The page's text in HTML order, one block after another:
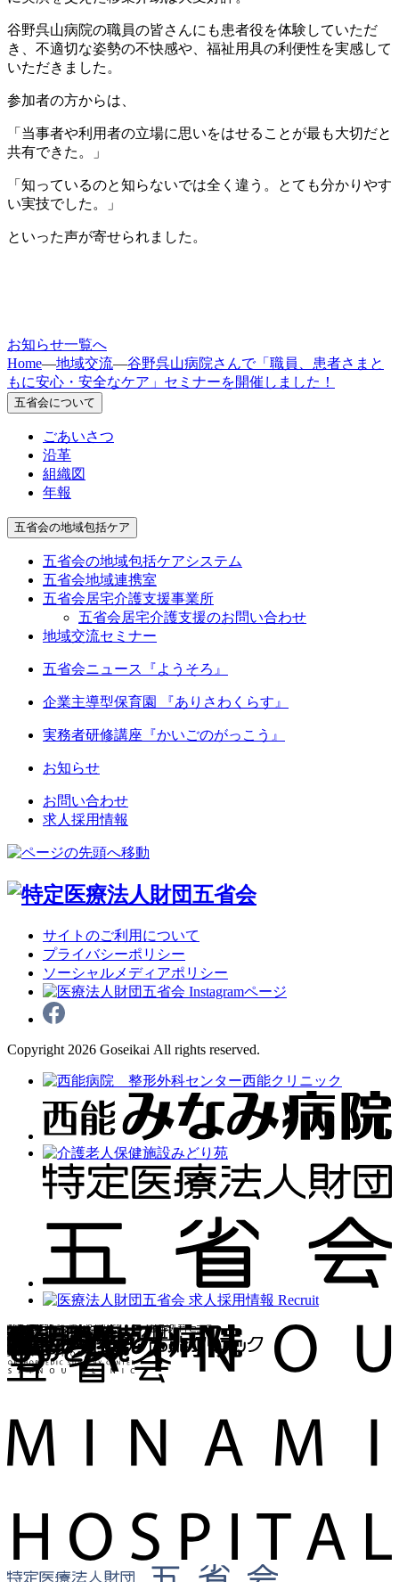
谷野呉山病院の職員の皆さんにも患者役を体験していただ
き、不適切な姿勢の不快感や、福祉用具の利便性を実感して
いただきました。
参加者の方からは、
「当事者や利用者の立場に思いをはせることが最も大切だと
共有できた。」
「知っているのと知らないでは全く違う。とても分かりやす
い実技でした。」
といった声が寄せられました。
お知らせ一覧へ
Home—地域交流—谷野呉山病院さんで「職員、患者さまと
もに安心・安全なケア」セミナーを開催しました！
五省会について
ごあいさつ
沿革
組織図
年報
五省会の地域包括ケア
五省会の地域包括ケアシステム
五省会地域連携室
五省会居宅介護支援事業所
五省会居宅介護支援のお問い合わせ
地域交流セミナー
五省会ニュース『ようそろ』
企業主導型保育園 『ありさわくらす』
実務者研修講座 『かいごのがっこう』
お知らせ
お問い合わせ
求人採用情報
サイトのご利用について
プライバシーポリシー
ソーシャルメディアポリシー
Copyright 2026 Goseikai All rights reserved.